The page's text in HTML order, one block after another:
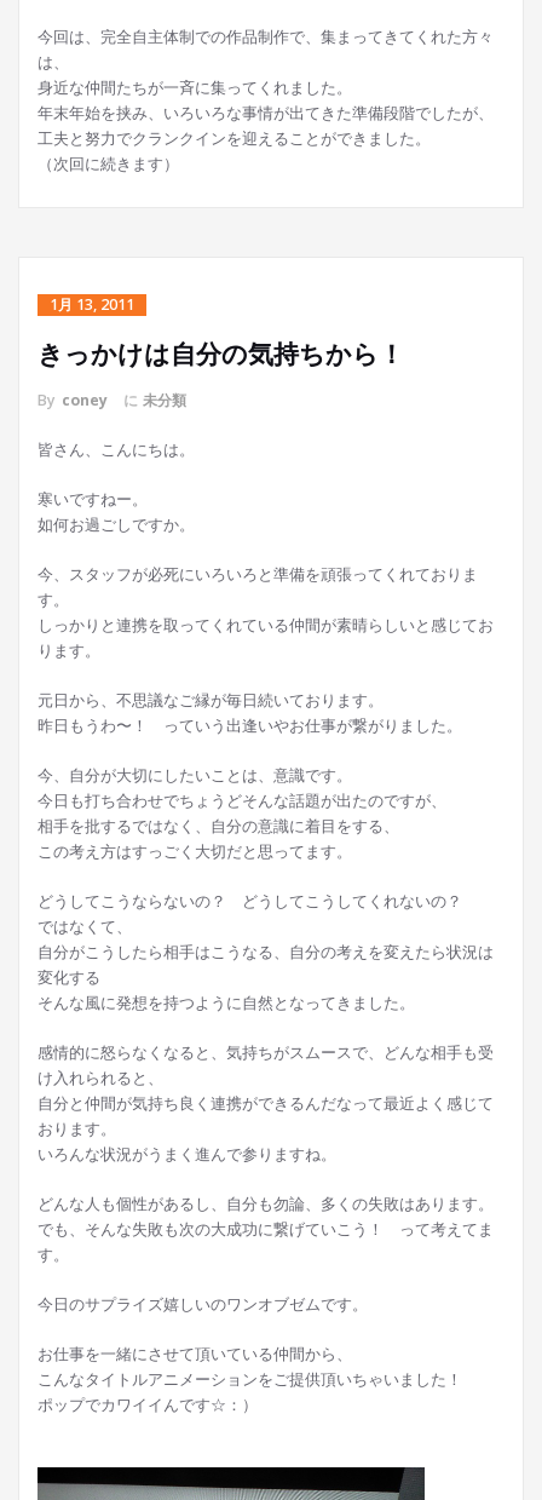
今回は、完全自主体制での作品制作で、集まってきてくれた方々
は、
身近な仲間たちが一斉に集ってくれました。
年末年始を挟み、いろいろな事情が出てきた準備段階でしたが、
工夫と努力でクランクインを迎えることができました。
（次回に続きます）
1月 13, 2011
きっかけは自分の気持ちから！
By coney に 未分類
皆さん、こんにちは。
寒いですねー。
如何お過ごしですか。
今、スタッフが必死にいろいろと準備を頑張ってくれておりま
す。
しっかりと連携を取ってくれている仲間が素晴らしいと感じてお
ります。
元日から、不思議なご縁が毎日続いております。
昨日もうわ〜！ っていう出逢いやお仕事が繋がりました。
今、自分が大切にしたいことは、意識です。
今日も打ち合わせでちょうどそんな話題が出たのですが、
相手を批するではなく、自分の意識に着目をする、
この考え方はすっごく大切だと思ってます。
どうしてこうならないの？ どうしてこうしてくれないの？
ではなくて、
自分がこうしたら相手はこうなる、自分の考えを変えたら状況は
変化する
そんな風に発想を持つように自然となってきました。
感情的に怒らなくなると、気持ちがスムースで、どんな相手も受
け入れられると、
自分と仲間が気持ち良く連携ができるんだなって最近よく感じて
おります。
いろんな状況がうまく進んで参りますね。
どんな人も個性があるし、自分も勿論、多くの失敗はあります。
でも、そんな失敗も次の大成功に繋げていこう！ って考えてま
す。
今日のサプライズ嬉しいのワンオブゼムです。
お仕事を一緒にさせて頂いている仲間から、
こんなタイトルアニメーションをご提供頂いちゃいました！
ポップでカワイイんです☆：）